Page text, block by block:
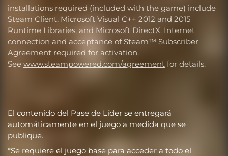
installations required (included with the game) include
Steam Client, Microsoft Visual C++ 2012 and 2015
Runtime Libraries, and Microsoft DirectX. Internet
connection and acceptance of Steam™ Subscriber
Agreement required for activation.
See www.steampowered.com/agreement for details.
El contenido del Pase de Líder se entregará
automáticamente en el juego a medida que se
publique.
*Se requiere el juego base para acceder a todo el